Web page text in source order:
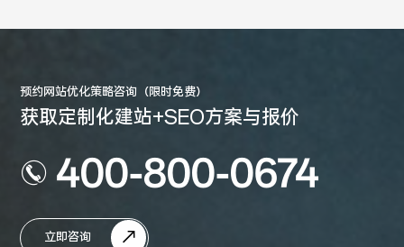
预约网站优化策略咨询（限时免费）
获取定制化建站+SEO方案与报价
400-800-0674
立即咨询